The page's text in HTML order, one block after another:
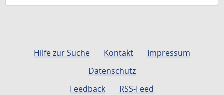
Hilfe zur Suche Kontakt
Impressum
Datenschutz
Feedback
RSS-Feed